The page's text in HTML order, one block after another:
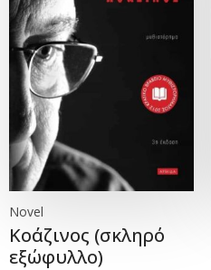
Novel
Κοάζινος (σκληρό
εξώφυλλο)